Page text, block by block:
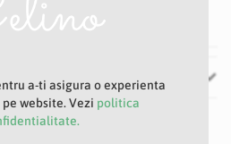
a-ti asigura o experienta
website. Vezi politica